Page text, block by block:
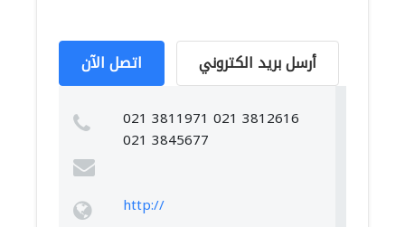
اتصل الآن أرسل بريد الكتروني
021 3811971 021 3812616
021 3845677
http://